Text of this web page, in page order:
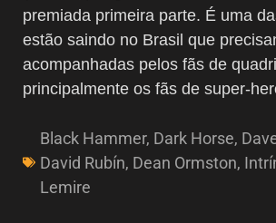
premiada primeira parte. É uma
estão saindo no Brasil que
acompanhadas pelos fãs de
principalmente os fãs de super-
Black Hammer, Dark Horse,
David Rubín, Dean Ormston,
Lemire